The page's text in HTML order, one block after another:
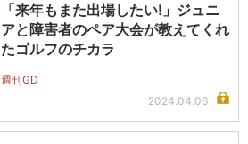
「来年もまた出場したい!」ジュニ
アと障害者のペア大会が教えてくれ
たゴルフのチカラ
週刊GD
2024.04.06